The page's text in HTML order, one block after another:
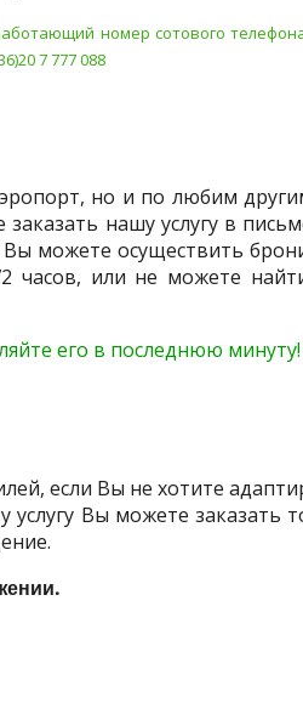
номер сотового
7 777 088
но и по любим
нашу услугу в
можете осуществить
часов, или не можете
его в последнюю минуту!
если Вы не хотите
услугу Вы можете